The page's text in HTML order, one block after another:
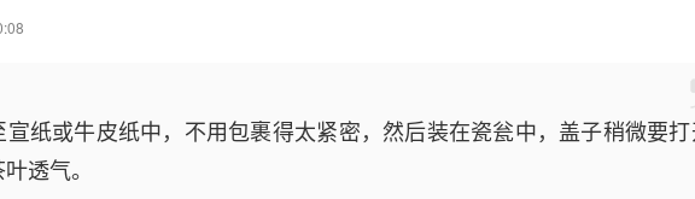
纸或牛皮纸中，不用包裹得太紧密，然后装在瓷瓮中，盖子稍微要
透气。